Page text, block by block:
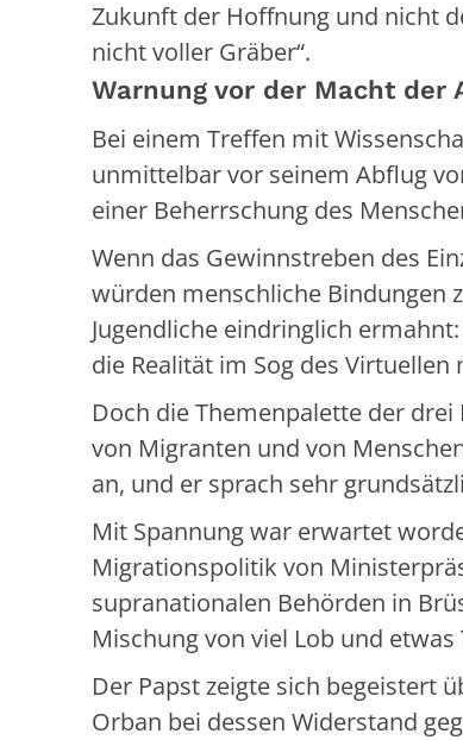
Zukunft der Hoffnung und nicht
nicht voller Gräber“.
Warnung vor der Macht der
Bei einem Treffen mit
unmittelbar vor seinem Abflug
einer Beherrschung des
Wenn das Gewinnstreben des
würden menschliche Bindungen
Jugendliche eindringlich
die Realität im Sog des
Doch die Themenpalette der
von Migranten und von
an, und er sprach sehr
Mit Spannung war erwartet
Migrationspolitik von
supranationalen Behörden in
Mischung von viel Lob und etwas
Der Papst zeigte sich begeistert
Orban bei dessen Widerstand